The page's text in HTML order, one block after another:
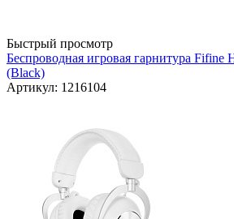
Быстрый просмотр
Беспроводная игровая гарнитура Fifine
(Black)
Артикул: 1216104